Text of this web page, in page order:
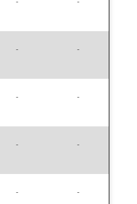
- -
- -
- -
- -